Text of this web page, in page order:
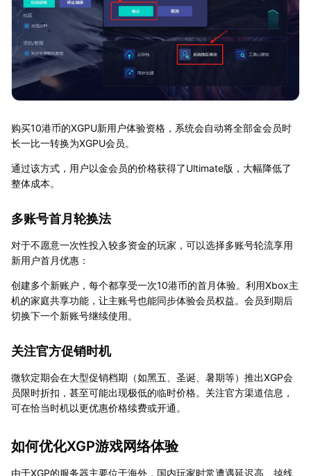
购买10港币的XGPU新用户体验资格，系统会自动将全部金会员时
长一比一转换为XGPU会员。
通过该方式，用户以金会员的价格获得了Ultimate版，大幅降低了
整体成本。
多账号首月轮换法
对于不愿意一次性投入较多资金的玩家，可以选择多账号轮流享用
新用户首月优惠：
创建多个新账户，每个都享受一次10港币的首月体验。利用Xbox主
机的家庭共享功能，让主账号也能同步体验会员权益。会员到期后
切换下一个新账号继续使用。
关注官方促销时机
微软定期会在大型促销档期（如黑五、圣诞、暑期等）推出XGP会
员限时折扣，甚至可能出现极低的临时价格。关注官方渠道信息，
可在恰当时机以更优惠价格续费或开通。
如何优化XGP游戏网络体验
由于XGP的服务器主要位于海外，国内玩家时常遭遇延迟高、掉线